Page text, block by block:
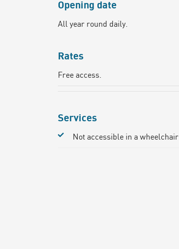
Opening date
All year round daily.
Rates
Free access.
Services
Not accessible in a wheelchair